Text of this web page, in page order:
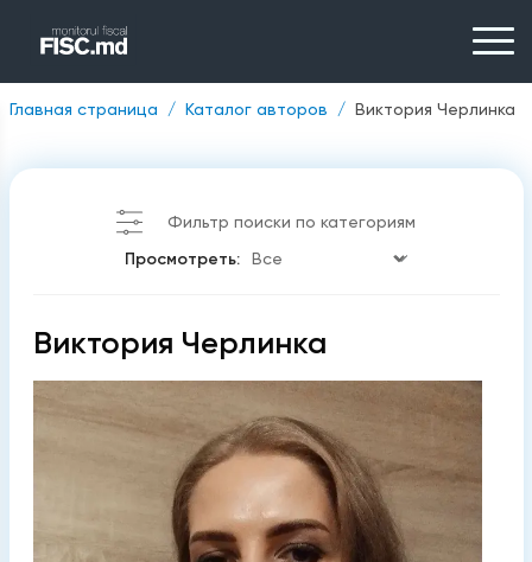
Главная страница Каталог авторов Виктория Черлинка
Фильтр поиски по категориям
Просмотреть:
Виктория Черлинка